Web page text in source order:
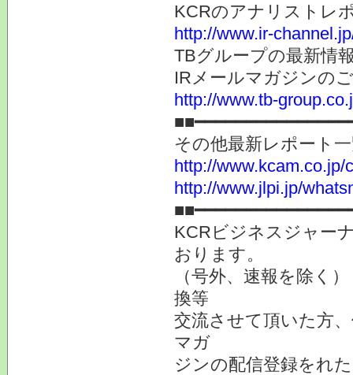
KCRのアナリストレ
http://www.ir-
TBグループの最新情
IRメールマガジンの
http://www.tb-
その他最新レポート
http://www.kcam.co.jp/
http://www.jlpi.jp/
KCRビジネスジャー
おります。
（号外、速報を除く
換等
交流させて頂いた方
マガ
ジンの配信登録をれ